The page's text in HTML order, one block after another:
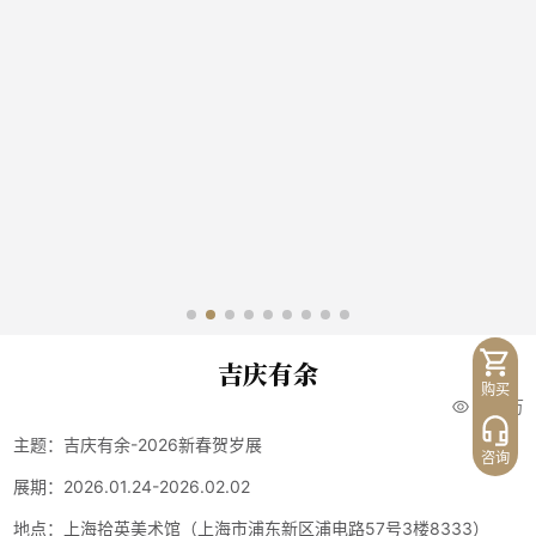
吉庆有余
1.35万
主题：吉庆有余-2026新春贺岁展
展期：2026.01.24-2026.02.02
地点：上海拾英美术馆（上海市浦东新区浦电路57号3楼8333）
购买
咨询